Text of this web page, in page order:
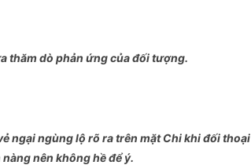
thăm dò phản ứng của đối tượng.
ngại ngùng lộ rõ ra trên mặt Chi khi đối thoại
nên không hề để ý.